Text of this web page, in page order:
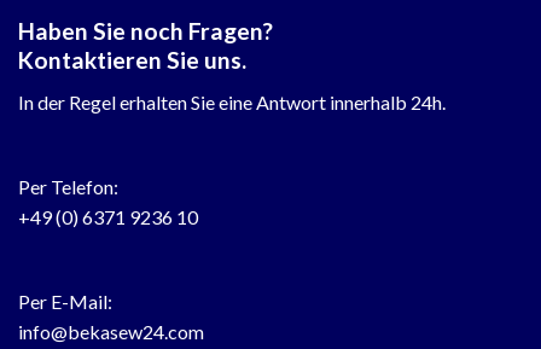
Haben Sie noch Fragen?
Kontaktieren Sie uns.
In der Regel erhalten Sie eine Antwort innerhalb 24h.
Per Telefon:
+49 (0) 6371 9236 10
Per E-Mail:
info@bekasew24.com